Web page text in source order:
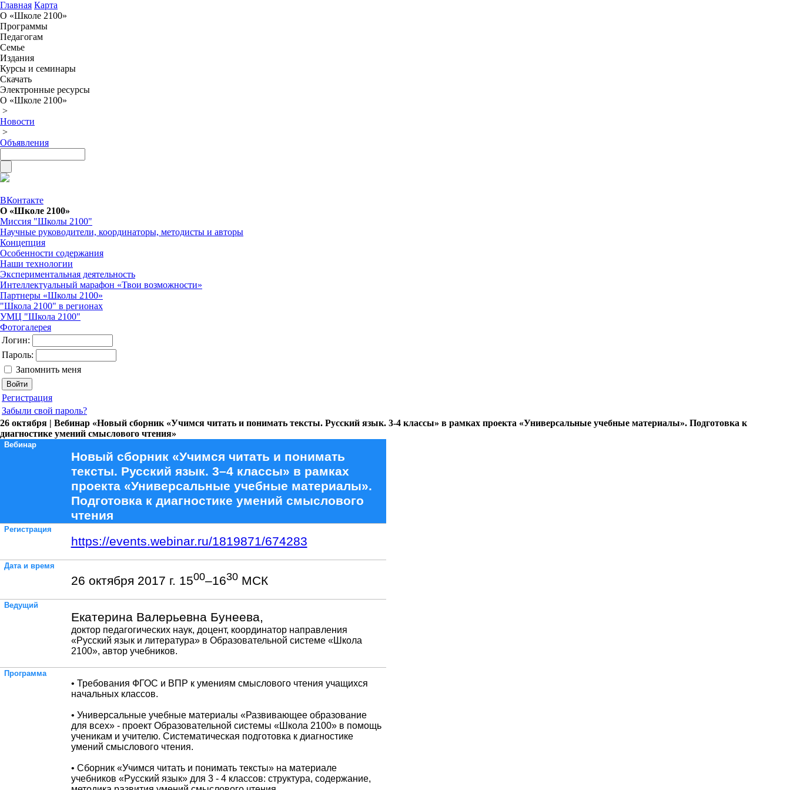
Главная Карта
О «Школе 2100»
Программы
Педагогам
Семье
Издания
Курсы и семинары
Скачать
Электронные ресурсы
О «Школе 2100»
>
Новости
>
Объявления
ВКонтакте
О «Школе 2100»
Миссия "Школы 2100"
Научные руководители, координаторы, методисты и авторы
Концепция
Особенности содержания
Наши технологии
Экспериментальная деятельность
Интеллектуальный марафон «Твои возможности»
Партнеры «Школы 2100»
"Школа 2100" в регионах
УМЦ "Школа 2100"
Фотогалерея
Логин:
Пароль:
Запомнить меня
Регистрация
Забыли свой пароль?
26 октября | Вебинар «Новый сборник «Учимся читать и понимать тексты. Русский язык. 3-4 классы» в рамках проекта «Универсальные учебные материалы». Подготовка к
диагностике умений смыслового чтения»
Вебинар
Новый сборник «Учимся читать и понимать
тексты. Русский язык. 3–4 классы» в рамках
проекта «Универсальные учебные материалы».
Подготовка к диагностике умений смыслового
чтения
Регистрация
https://events.webinar.ru/1819871/674283
Дата и время
26 октября 2017 г. 1500–1630МСК
Ведущий
Екатерина Валерьевна Бунеева,
доктор педагогических наук, доцент, координатор направления
«Русский язык и литература» в Образовательной системе «Школа
2100», автор учебников.
Программа
• Требования ФГОС и ВПР к умениям смыслового чтения учащихся
начальных классов.
• Универсальные учебные материалы «Развивающее образование
для всех» - проект Образовательной системы «Школа 2100» в помощь
ученикам и учителю. Систематическая подготовка к диагностике
умений смыслового чтения.
• Сборник «Учимся читать и понимать тексты» на материале
учебников «Русский язык» для 3 - 4 классов: структура, содержание,